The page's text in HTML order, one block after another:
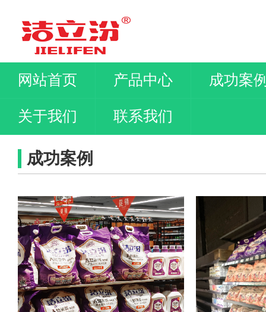
网站首页 产品中心 成功案
关于我们 联系我们
成功案例